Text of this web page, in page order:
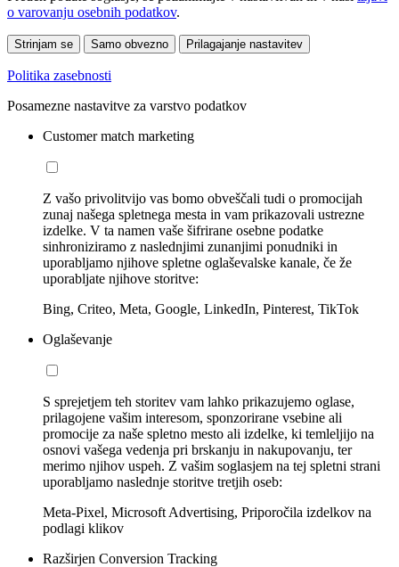
o varovanju osebnih podatkov.
Strinjam se Samo obvezno Prilagajanje nastavitev
Politika zasebnosti
Posamezne nastavitve za varstvo podatkov
Customer match marketing
Z vašo privolitvijo vas bomo obveščali tudi o promocijah
zunaj našega spletnega mesta in vam prikazovali ustrezne
izdelke. V ta namen vaše šifrirane osebne podatke
sinhroniziramo z naslednjimi zunanjimi ponudniki in
uporabljamo njihove spletne oglaševalske kanale, če že
uporabljate njihove storitve:
Bing, Criteo, Meta, Google, LinkedIn, Pinterest, TikTok
Oglaševanje
S sprejetjem teh storitev vam lahko prikazujemo oglase,
prilagojene vašim interesom, sponzorirane vsebine ali
promocije za naše spletno mesto ali izdelke, ki temleljijo na
osnovi vašega vedenja pri brskanju in nakupovanju, ter
merimo njihov uspeh. Z vašim soglasjem na tej spletni strani
uporabljamo naslednje storitve tretjih oseb:
Meta-Pixel, Microsoft Advertising, Priporočila izdelkov na
podlagi klikov
Razširjen Conversion Tracking